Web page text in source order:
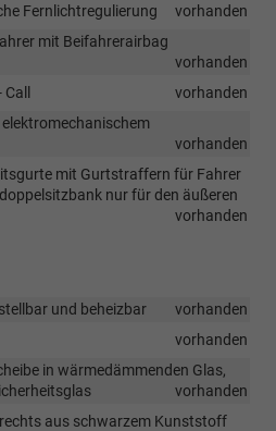
Fernlichtregulierung
vorhanden
mit Beifahrerairbag
vorhanden
vorhanden
elektromechanischem
vorhanden
mit Gurtstraffern für Fahrer
nur für den äußeren
vorhanden
und beheizbar
vorhanden
vorhanden
in wärmedämmenden Glas,
vorhanden
aus schwarzem Kunststoff